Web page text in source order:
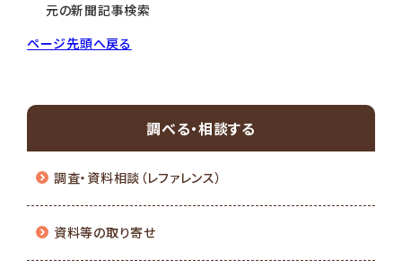
元の新聞記事検索
ページ先頭へ戻る
調べる・相談する
調査・資料相談（レファレンス）
資料等の取り寄せ